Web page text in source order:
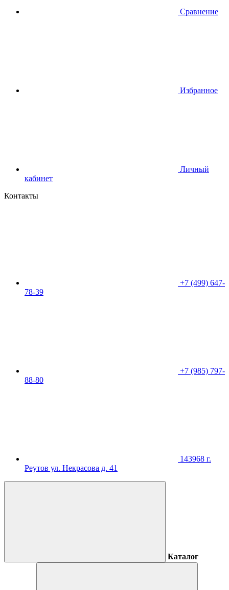
Сравнение
Избранное
Личный
кабинет
Контакты
+7 (499) 647-
78-39
+7 (985) 797-
88-80
143968 г.
Реутов ул. Некрасова д. 41
Каталог